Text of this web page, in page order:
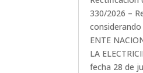
330/2026 –
ENTE
LA
fecha 28 de